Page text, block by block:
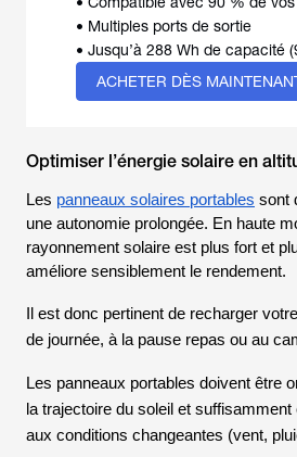
• Multiples ports de sortie
ACHETER DÈS
Optimiser l’énergie solaire en
Les panneaux solaires portables sont
une autonomie prolongée. En haute
rayonnement solaire est plus fort et
améliore sensiblement le rendement.
Il est donc pertinent de recharger
de journée, à la pause repas ou au
Les panneaux portables doivent être
la trajectoire du soleil et
aux conditions changeantes (vent,